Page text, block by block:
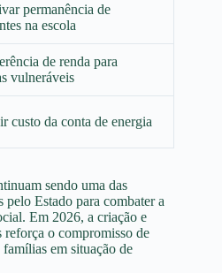
permanência de
na escola
de renda para
vulneráveis
custo da conta de energia
sendo uma das
Estado para combater a
Em 2026, a criação e
reforça o compromisso de
em situação de